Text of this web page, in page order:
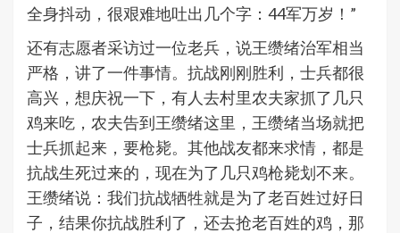
全身抖动，很艰难地吐出几个字：44军万岁！”
还有志愿者采访过一位老兵，说王缵绪治军相当
严格，讲了一件事情。抗战刚刚胜利，士兵都很
高兴，想庆祝一下，有人去村里农夫家抓了几只
鸡来吃，农夫告到王缵绪这里，王缵绪当场就把
士兵抓起来，要枪毙。其他战友都来求情，都是
抗战生死过来的，现在为了几只鸡枪毙划不来。
王缵绪说：我们抗战牺牲就是为了老百姓过好日
子，结果你抗战胜利了，还去抢老百姓的鸡，那